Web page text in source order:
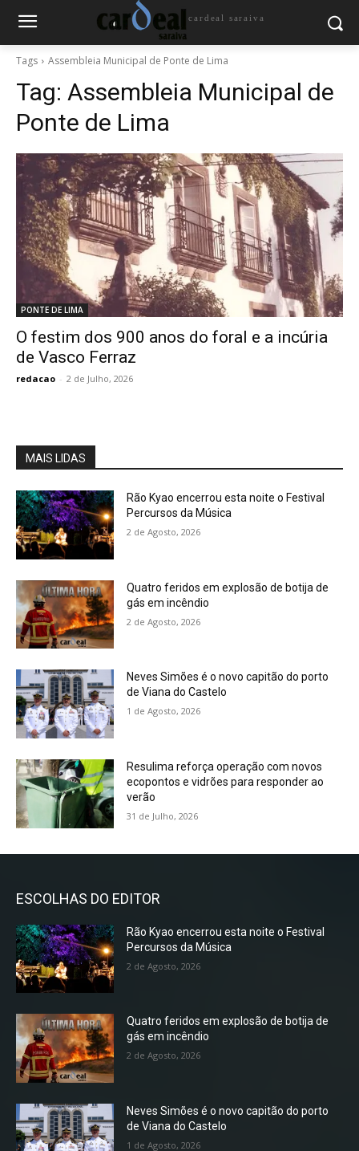
cardeal saraiva
Tags Assembleia Municipal de Ponte de Lima
Tag: Assembleia Municipal de
Ponte de Lima
PONTE DE LIMA
O festim dos 900 anos do foral e a incúria
de Vasco Ferraz
redacao - 2 de Julho, 2026
MAIS LIDAS
Rão Kyao encerrou esta noite o Festival
Percursos da Música
2 de Agosto, 2026
Quatro feridos em explosão de botija de
gás em incêndio
2 de Agosto, 2026
Neves Simões é o novo capitão do porto
de Viana do Castelo
1 de Agosto, 2026
Resulima reforça operação com novos
ecopontos e vidrões para responder ao
verão
31 de Julho, 2026
ESCOLHAS DO EDITOR
Rão Kyao encerrou esta noite o Festival
Percursos da Música
2 de Agosto, 2026
Quatro feridos em explosão de botija de
gás em incêndio
2 de Agosto, 2026
Neves Simões é o novo capitão do porto
de Viana do Castelo
1 de Agosto, 2026